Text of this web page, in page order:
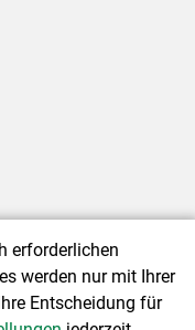
|
erforderlichen
werden nur mit Ihrer
Entscheidung für